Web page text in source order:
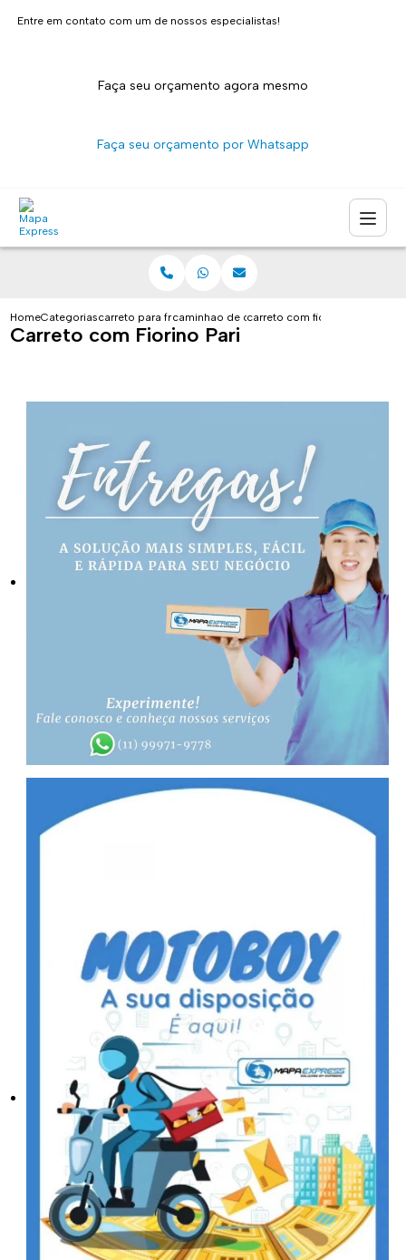
Entre em contato com um de nossos especialistas!
Faça seu orçamento agora mesmo
Faça seu orçamento por Whatsapp
HomeCategoriascarreto para fretescaminhao de carreto sao paulo
carreto com fiorino pari
Carreto com Fiorino Pari